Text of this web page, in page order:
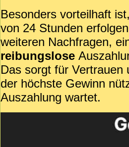
Besonders vorteilhaft
von 24 Stunden
weiteren Nachfragen,
reibungslose
Das sorgt für Vertrauen
der höchste Gewinn
Auszahlung wartet.